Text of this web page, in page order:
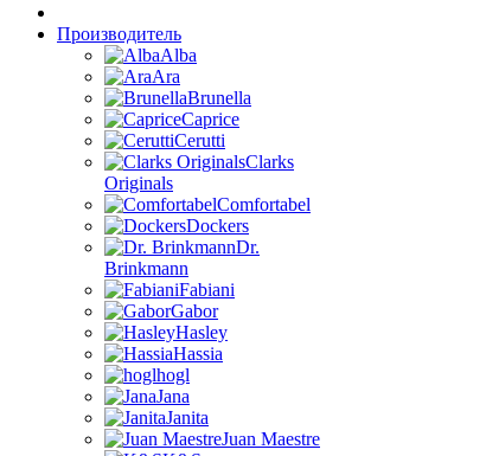
Производитель
Alba
Ara
Brunella
Caprice
Cerutti
Clarks
Originals
Comfortabel
Dockers
Dr.
Brinkmann
Fabiani
Gabor
Hasley
Hassia
hogl
Jana
Janita
Juan Maestre